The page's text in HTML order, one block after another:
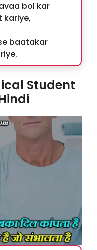
bol kar
kariye,
baatakar
Student